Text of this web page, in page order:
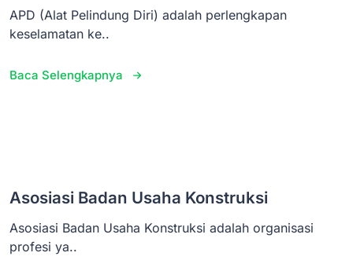
APD (Alat Pelindung Diri) adalah perlengkapan
keselamatan ke..
Baca Selengkapnya
Asosiasi Badan Usaha Konstruksi
Asosiasi Badan Usaha Konstruksi adalah organisasi
profesi ya..